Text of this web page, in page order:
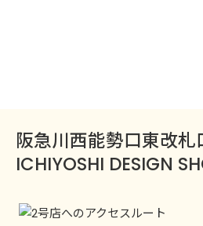
阪急川西能勢口東改札
ICHIYOSHI DESIGN